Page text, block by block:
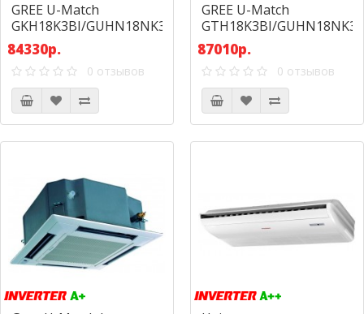
GREE U-Match
GKH18K3BI/GUHN18NK3AO
84330р.
0 отзывов
GREE U-Match
GTH18K3BI/
87010р.
0 отзывов